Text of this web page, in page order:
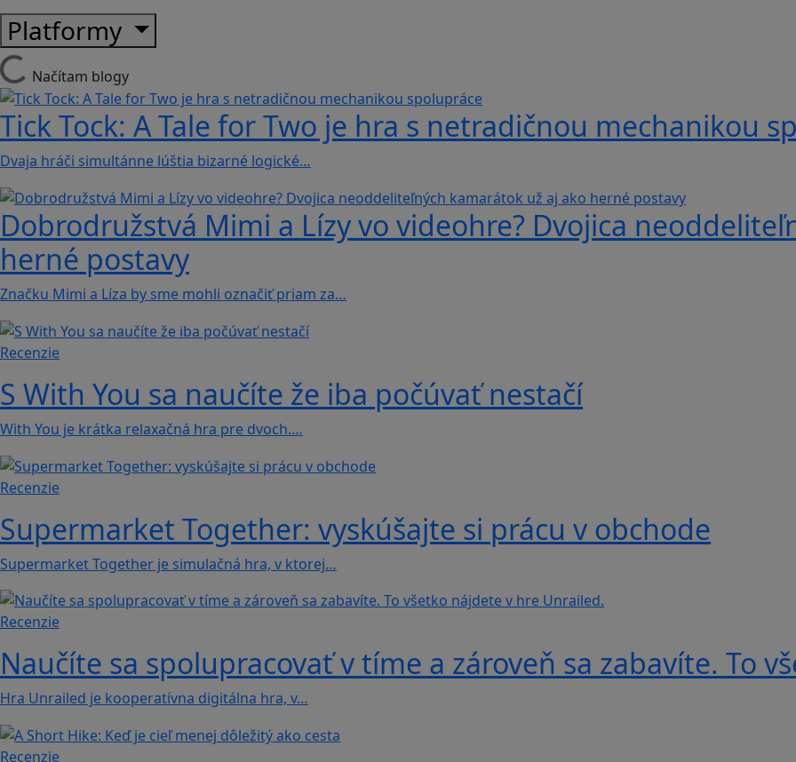
Platformy
Načítam blogy
Tick Tock: A Tale for Tw‪o je hra s netradičnou mechanikou
Dvaja hráči simultánne lúštia bizarné logické…
Dobrodružstvá Mimi a Lízy vo videohre? Dvojica
herné postavy
Značku Mimi a Líza by sme mohli označiť priam za…
Recenzie
S With You sa naučíte že iba počúvať nestačí
With You je krátka relaxačná hra pre dvoch.…
Recenzie
Supermarket Together: vyskúšajte si prácu v obchode
Supermarket Together je simulačná hra, v ktorej…
Recenzie
Naučíte sa spolupracovať v tíme a zároveň sa zabavíte. To
Hra Unrailed je kooperatívna digitálna hra, v…
Recenzie